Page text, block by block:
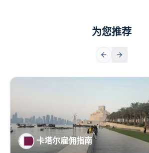
为您推荐
💰雇主成本 14%
卡塔尔雇佣指南